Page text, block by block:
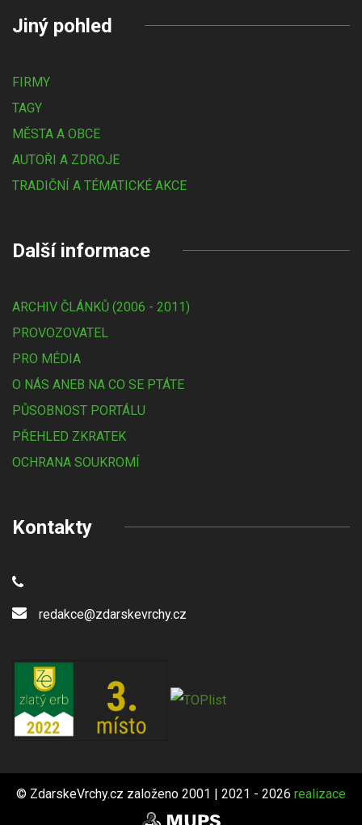
Jiný pohled
FIRMY
TAGY
MĚSTA A OBCE
AUTOŘI A ZDROJE
TRADIČNÍ A TÉMATICKÉ AKCE
Další informace
ARCHIV ČLÁNKŮ (2006 - 2011)
PROVOZOVATEL
PRO MÉDIA
O NÁS ANEB NA CO SE PTÁTE
PŮSOBNOST PORTÁLU
PŘEHLED ZKRATEK
OCHRANA SOUKROMÍ
Kontakty
redakce@zdarskevrchy.cz
© ZdarskeVrchy.cz založeno 2001 | 2021 - 2026 realizace